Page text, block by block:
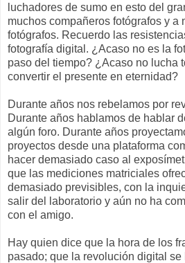
luchadores de sumo en esto del
muchos compañeros fotógrafos y a
fotógrafos. Recuerdo las
fotografía digital. ¿Acaso no es la
paso del tiempo? ¿Acaso no lucha
convertir el presente en eternidad?
Durante años nos rebelamos por
Durante años hablamos de hablar
algún foro. Durante años
proyectos desde una plataforma
hacer demasiado caso al
que las mediciones matriciales
demasiado previsibles, con la
salir del laboratorio y aún no ha
con el amigo.
Hay quien dice que la hora de los
pasado; que la revolución digital